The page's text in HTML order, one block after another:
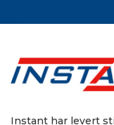
Instant har levert